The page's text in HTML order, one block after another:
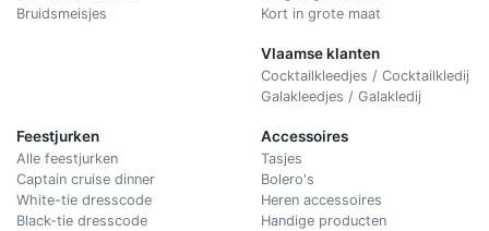
Bruidsmeisjes
Kort in grote maat
Vlaamse klanten
Cocktailkleedjes / Cocktailkledij
Galakleedjes / Galakledij
Feestjurken
Alle feestjurken
Captain cruise dinner
White-tie dresscode
Black-tie dresscode
Accessoires
Tasjes
Bolero's
Heren accessoires
Handige producten